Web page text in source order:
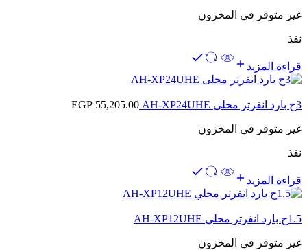
غير متوفر في المخزون
نفذ
قراءة المزيد
3ح بارد انفرتر محلى AH-XP24UHE EGP 55,205.00
غير متوفر في المخزون
نفذ
قراءة المزيد
1.5ح بارد انفرتر محلي AH-XP12UHE
غير متوفر في المخزون